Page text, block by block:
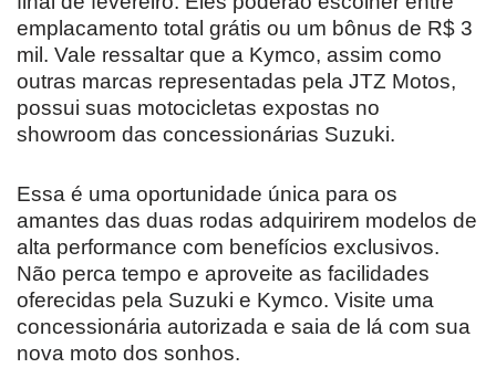
emplacamento total grátis ou um bônus de R$ 3
mil. Vale ressaltar que a Kymco, assim como
outras marcas representadas pela JTZ Motos,
possui suas motocicletas expostas no
showroom das concessionárias Suzuki.
Essa é uma oportunidade única para os
amantes das duas rodas adquirirem modelos de
alta performance com benefícios exclusivos.
Não perca tempo e aproveite as facilidades
oferecidas pela Suzuki e Kymco. Visite uma
concessionária autorizada e saia de lá com sua
nova moto dos sonhos.